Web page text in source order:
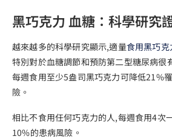
黑巧克力 血糖：科學研究
越來越多的科學研究顯示,適量食用黑巧克
特別對於血糖調節和預防第二型糖尿病很
每週食用至少5盎司黑巧克力可降低21%
險。
相比不食用任何巧克力的人,每週食用4次
10%的患病風險。